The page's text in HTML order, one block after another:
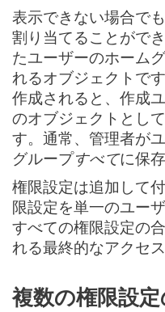
表示できない場合で
割り当てることがで
たユーザーのホーム
れるオブジェクトで
作成されると、作成
のオブジェクトとし
す。通常、管理者が
グループすべてに保
権限設定は追加して
限設定を単一のユー
すべての権限設定の
れる最終的なアクセス
複数の権限設